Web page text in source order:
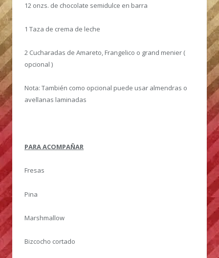
12 onzs. de chocolate semidulce en barra
1 Taza de crema de leche
2 Cucharadas de Amareto, Frangelico o grand menier (
opcional )
Nota: También como opcional puede usar almendras o
avellanas laminadas
PARA ACOMPAÑAR
Fresas
Pina
Marshmallow
Bizcocho cortado